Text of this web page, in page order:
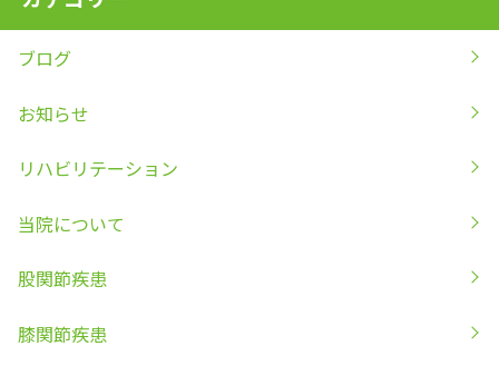
ブログ
お知らせ
リハビリテーション
当院について
股関節疾患
膝関節疾患